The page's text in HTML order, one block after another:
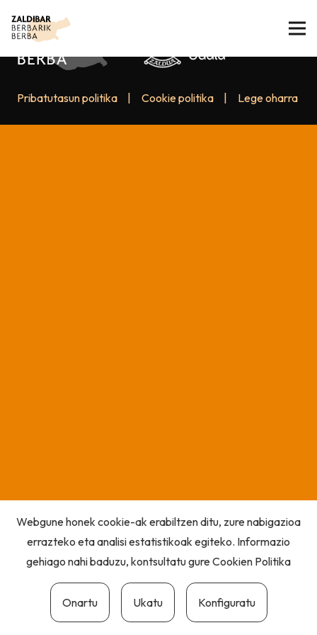
Pribatutasun politika Cookie politika Lege oharra
Webgune honek cookie-ak erabiltzen ditu, zure nabigazioa
errazteko eta analisi estatistikoak egiteko. Informazio
gehiago nahi baduzu, kontsultatu gureCookien Politika
Onartu Ukatu Konfiguratu